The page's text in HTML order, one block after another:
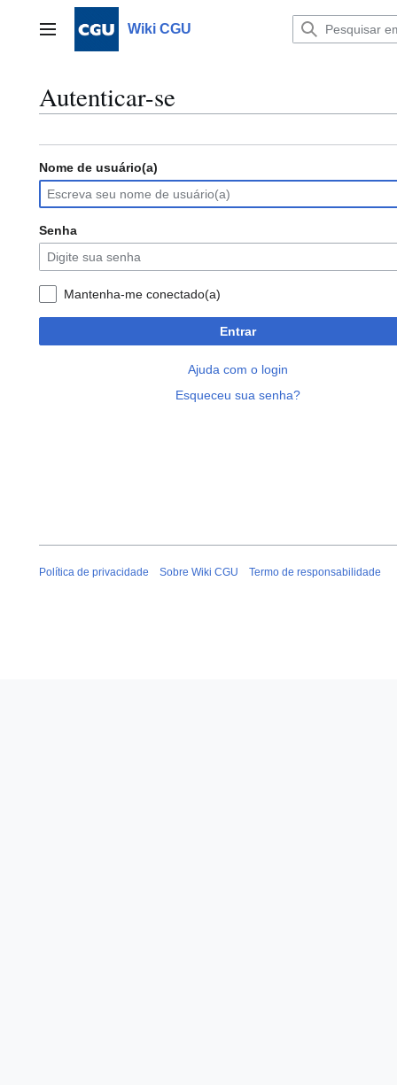
Menu principalWiki CGU
Autenticar-se
Nome de usuário(a)
Senha
Mantenha-me conectado(a)
Entrar
Ajuda com o login
Esqueceu sua senha?
Política de privacidade Sobre Wiki CGU Termo de responsabilidade